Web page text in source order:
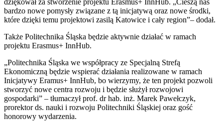
bardzo nowe pomysły związane z tą inicjatywą oraz nowe środki,
które dzięki temu projektowi zasilą Katowice i cały region”– dodał.
Także Politechnika Śląska będzie aktywnie działać w ramach
projektu Erasmus+ InnHub.
„Politechnika Śląska we współpracy ze Specjalną Strefą
Ekonomiczną będzie wspierać działania realizowane w ramach
Inicjatywy Eramus+ InnHub, bo wierzymy, że ten projekt pozwoli
stworzyć nowe centra rozwoju i będzie służył rozwojowi
gospodarki” – tłumaczył prof. dr hab. inż. Marek Pawełczyk,
prorektor ds. nauki i rozwoju Politechniki Śląskiej oraz gość
honorowy wydarzenia.